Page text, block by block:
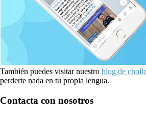
También puedes visitar nuestro blog de
perderte nada en tu propia lengua.
Contacta con nosotros